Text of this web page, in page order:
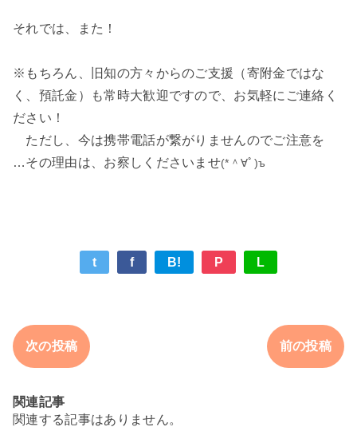
それでは、また！
※もちろん、旧知の方々からのご支援（寄附金ではな
く、預託金）も常時大歓迎ですので、お気軽にご連絡く
ださい！
ただし、今は携帯電話が繋がりませんのでご注意を
…その理由は、お察しくださいませ(*＾∀ﾟ)ъ
t f B! P L
次の投稿 前の投稿
関連記事
関連する記事はありません。